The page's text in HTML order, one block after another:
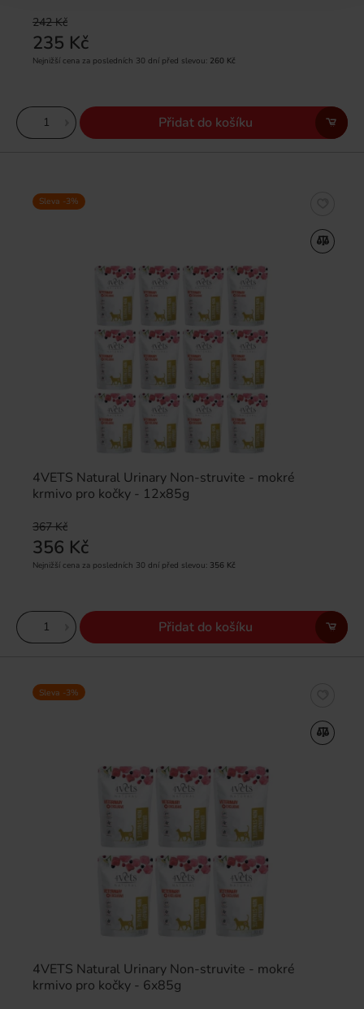
242 Kč
235 Kč
Nejnižší cena za posledních 30 dní před slevou: 260 Kč
Přidat do košíku
4VETS Natural Urinary Non-struvite - mokré
krmivo pro kočky - 12x85g
367 Kč
356 Kč
Nejnižší cena za posledních 30 dní před slevou: 356 Kč
Sleva -3%
Přidat do košíku
4VETS Natural Urinary Non-struvite - mokré
krmivo pro kočky - 6x85g
Sleva -3%